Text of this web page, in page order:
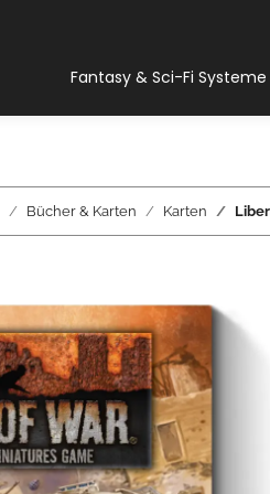
Fantasy & Sci-Fi Systeme
Bücher & Karten Karten